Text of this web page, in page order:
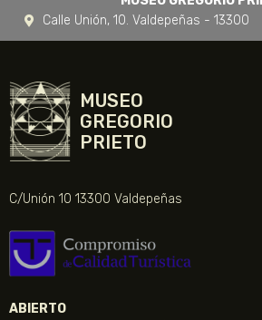
Calle Unión, 10. Valdepeñas - 13300
MUSEO
GREGORIO
PRIETO
C/Unión 10 13300 Valdepeñas
ABIERTO